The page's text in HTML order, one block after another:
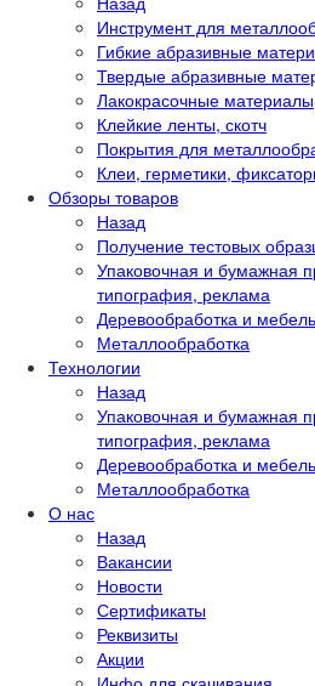
Инструмент для
Гибкие абразивные
Твердые абразивные
Лакокрасочные материалы
Клейкие ленты, скотч
Покрытия для
Клеи, герметики,
Обзоры товаров
Назад
Получение тестовых
Упаковочная и бумажная
типография, реклама
Деревообработка и
Металлообработка
Технологии
Назад
Упаковочная и бумажная
типография, реклама
Деревообработка и
Металлообработка
О нас
Назад
Вакансии
Новости
Сертификаты
Реквизиты
Акции